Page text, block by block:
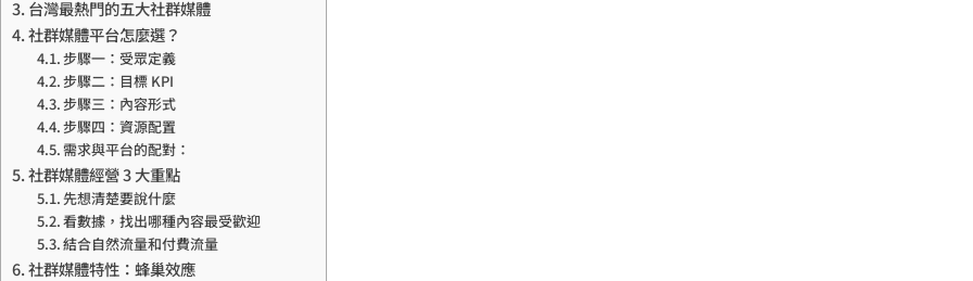
台灣最熱門的五大社群媒體
社群媒體平台怎麼選？
步驟一：受眾定義
步驟二：目標 KPI
步驟三：內容形式
步驟四：資源配置
需求與平台的配對：
社群媒體經營 3 大重點
先想清楚要說什麼
看數據，找出哪種內容最受歡迎
結合自然流量和付費流量
社群媒體特性：蜂巢效應